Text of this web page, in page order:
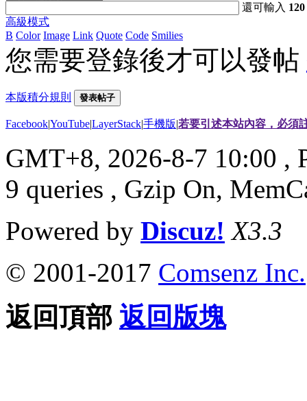
還可輸入 120
高級模式
B Color Image Link Quote Code Smilies
您需要登錄後才可以發帖
本版積分規則 發表帖子
Facebook|YouTube|LayerStack|手機版|若要引述本站內容，必須
GMT+8, 2026-8-7 10:00 ,
9 queries , Gzip On,
Powered by Discuz! X3.3
© 2001-2017 Comsenz Inc.
返回頂部 返回版塊